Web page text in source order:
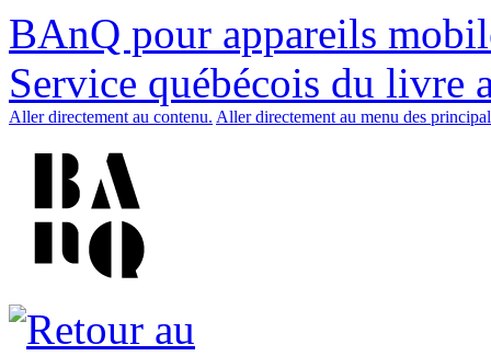
BAnQ pour appareils
Service québécois du livre
Aller directement au contenu. Aller directement au menu des